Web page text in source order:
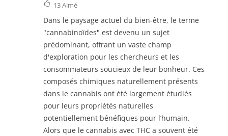
13Aimé
Dans le paysage actuel du bien-être, le terme
"cannabinoïdes" est devenu un sujet
prédominant, offrant un vaste champ
d'exploration pour les chercheurs et les
consommateurs soucieux de leur bonheur. Ces
composés chimiques naturellement présents
dans le cannabis ont été largement étudiés
pour leurs propriétés naturelles
potentiellement bénéfiques pour l’humain.
Alors que le cannabis avec THC a souvent été